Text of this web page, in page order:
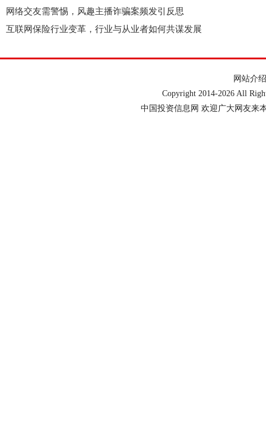
网络交友需警惕，风趣主播诈骗案频发引反思
互联网保险行业变革，行业与从业者如何共谋发展
网站介
Copyright 2014-2026 All
中国投资信息网 欢迎广大网友来